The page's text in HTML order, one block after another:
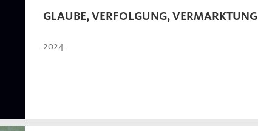
GLAUBE, VERFOLGUNG, VERMARKTUNG
2024